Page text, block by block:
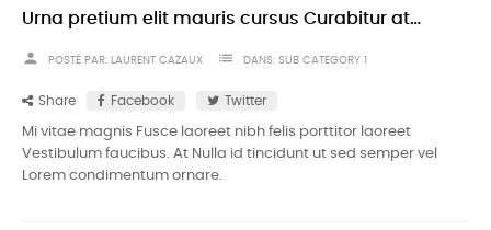
Urna pretium elit mauris cursus Curabitur at elit Vestibulum
Share Facebook Twitter
person POSTÉ PAR: LAURENT CAZAUX list DANS: SUB CATEGORY 1
Mi vitae magnis Fusce laoreet nibh felis porttitor laoreet
Vestibulum faucibus. At Nulla id tincidunt ut sed semper vel
Lorem condimentum ornare.